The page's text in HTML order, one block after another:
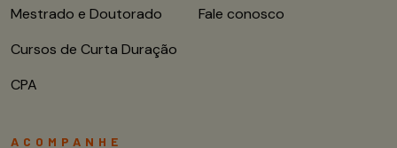
Mestrado e Doutorado
Cursos de Curta Duração
CPA
Fale conosco
ACOMPANHE